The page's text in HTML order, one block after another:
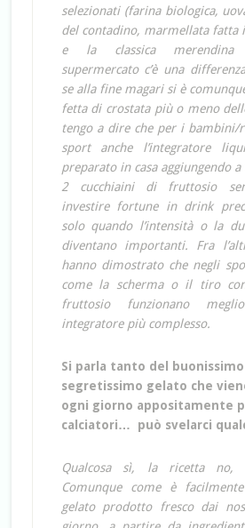
selezionati (farina biologica,
del contadino, marmellata fatta
e la classica merendina
supermercato c’è una
se alla fine magari si è
fetta di crostata più o meno
tengo a dire che per i bambini/
sport anche l’integratore
preparato in casa aggiungendo
2 cucchiaini di fruttosio
investire fortune in drink
solo quando l’intensità o la
diventano importanti. Fra
hanno dimostrato che negli
come la scherma o il tiro
fruttosio funzionano
integratore più complesso.
Si parla tanto del
segretissimo gelato che
ogni giorno appositamente
calciatori… può svelarci
Qualcosa sì, la ricetta no,
Comunque come è
gelato prodotto fresco dai